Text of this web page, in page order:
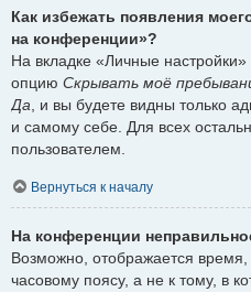
Как избежать появления
на конференции»?
На вкладке «Личные
опцию Скрывать моё
Да , и вы будете видны только
и самому себе. Для всех
пользователем.
Вернуться к началу
На конференции
Возможно, отображается
часовому поясу, а не к тому, в